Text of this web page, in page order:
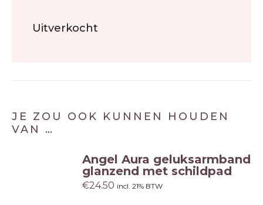
Uitverkocht
JE ZOU OOK KUNNEN HOUDEN
VAN …
Angel Aura geluksarmband
glanzend met schildpad
€24.50 incl. 21% BTW